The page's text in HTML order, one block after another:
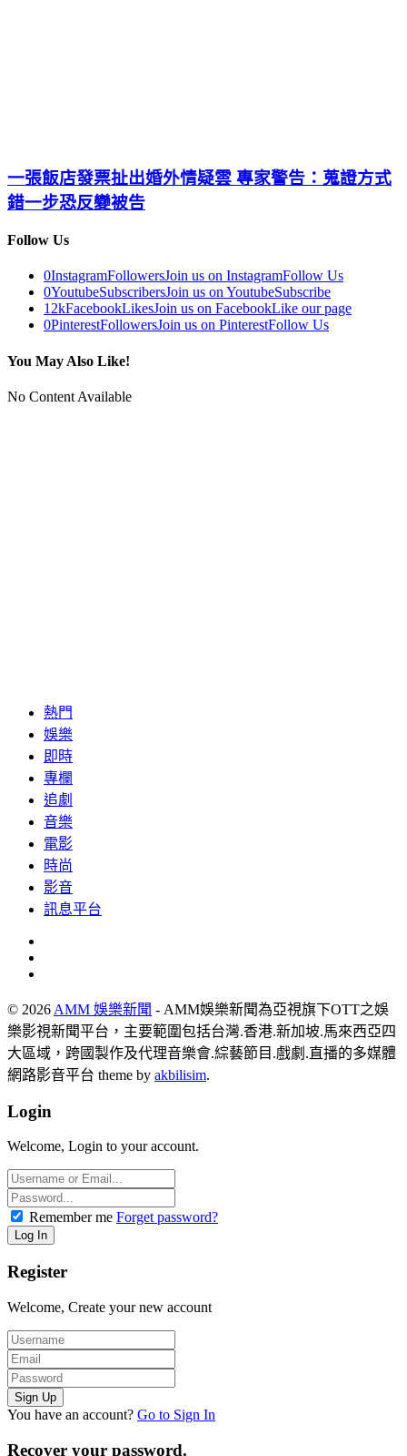
一張飯店發票扯出婚外情疑雲 專家警告：蒐證方式
錯一步恐反變被告
Follow Us
0InstagramFollowersJoin us on InstagramFollow Us
0YoutubeSubscribersJoin us on YoutubeSubscribe
12kFacebookLikesJoin us on FacebookLike our page
0PinterestFollowersJoin us on PinterestFollow Us
You May Also Like!
No Content Available
熱門
娛樂
即時
專欄
追劇
音樂
電影
時尚
影音
訊息平台
© 2026 AMM 娛樂新聞 - AMM娛樂新聞為亞視旗下OTT之娛
樂影視新聞平台，主要範圍包括台灣.香港.新加坡.馬來西亞四
大區域，跨國製作及代理音樂會.綜藝節目.戲劇.直播的多媒體
網路影音平台 theme by akbilisim.
Login
Welcome, Login to your account.
Remember me Forget password?
Register
Welcome, Create your new account
You have an account? Go to Sign In
Recover your password.